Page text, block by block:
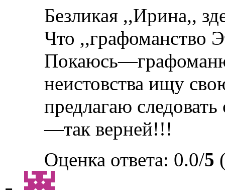
Безликая ,,Ирина,,
Что ,,графоманство
неистовства ищу
предлагаю
—так верней!!!
Оценка ответа: 0.0/5